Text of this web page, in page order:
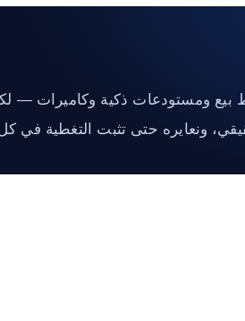
ومستودعات ذكية وكاميرات —
ونعايره حتى تثبت التغطية في كل